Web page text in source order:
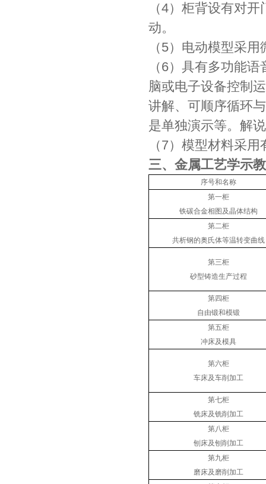
（4）柜背设有对
动。
（5）电动模型采
（6）具有多功能
脑或电子设备控制
讲解、可顺序循环
是单独演示等。解
（7）模型材料采
三、金属工艺学示
序号和名称
第一柜
铁碳合金相图及晶体结构
第二柜
共析钢的奥氏体等温转变曲线
第三柜
砂型铸造生产过程
第四柜
自由锻和模锻
第五柜
冲床及模具
第六柜
车床及车削加工
第七柜
铣床及铣削加工
第八柜
刨床及刨削加工
第九柜
磨床及磨削加工